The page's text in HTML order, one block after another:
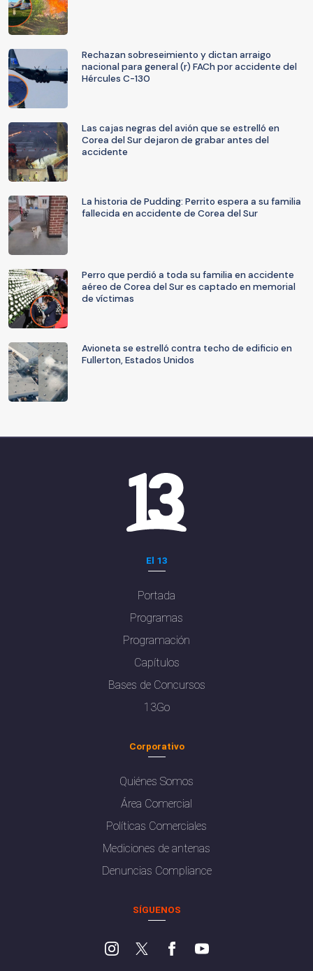
Rechazan sobreseimiento y dictan arraigo
nacional para general (r) FACh por accidente del
Hércules C-130
Las cajas negras del avión que se estrelló en
Corea del Sur dejaron de grabar antes del
accidente
La historia de Pudding: Perrito espera a su familia
fallecida en accidente de Corea del Sur
Perro que perdió a toda su familia en accidente
aéreo de Corea del Sur es captado en memorial
de víctimas
Avioneta se estrelló contra techo de edificio en
Fullerton, Estados Unidos
El 13
Portada
Programas
Programación
Capítulos
Bases de Concursos
13Go
Corporativo
Quiénes Somos
Área Comercial
Políticas Comerciales
Mediciones de antenas
Denuncias Compliance
SÍGUENOS